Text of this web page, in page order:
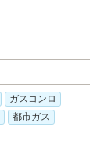
ガスコンロ
都市ガス